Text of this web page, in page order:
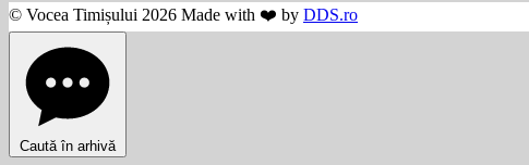
© Vocea Timișului 2026 Made with ❤️ by DDS.ro
Caută în arhivă